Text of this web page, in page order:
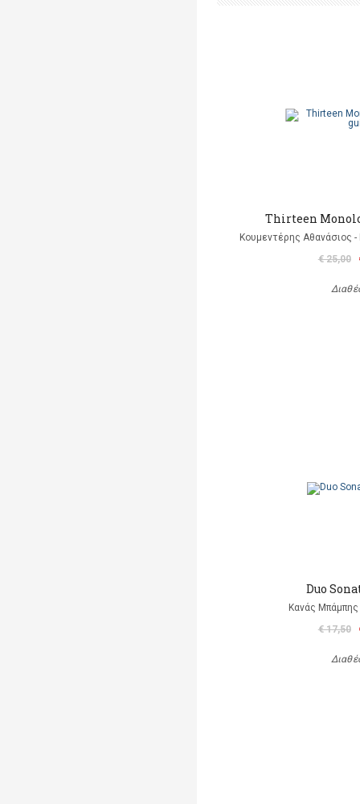
Thirteen
Κουμεντέρης Αθανάσιος
€ 25,00
Duo
Κανάς
€ 17,50